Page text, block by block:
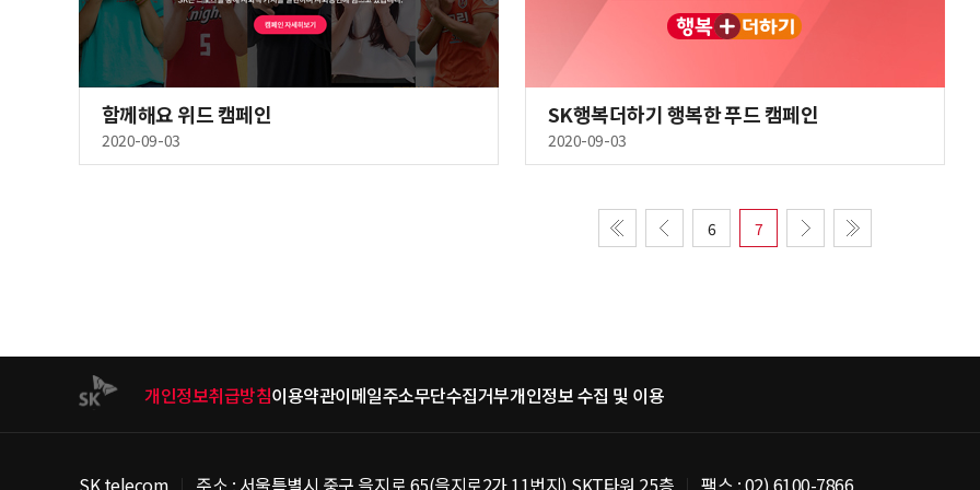
함께해요 위드 캠페인
2020-09-03
SK행복더하기 행복한 푸드 캠페인
2020-09-03
6 7
개인정보취급방침이용약관이메일주소무단수집거부개인정보 수집 및 이용
SK telecom 주소 : 서울특별시 중구 을지로 65(을지로2가 11번지) SKT타워 25층 팩스 : 02) 6100-7866